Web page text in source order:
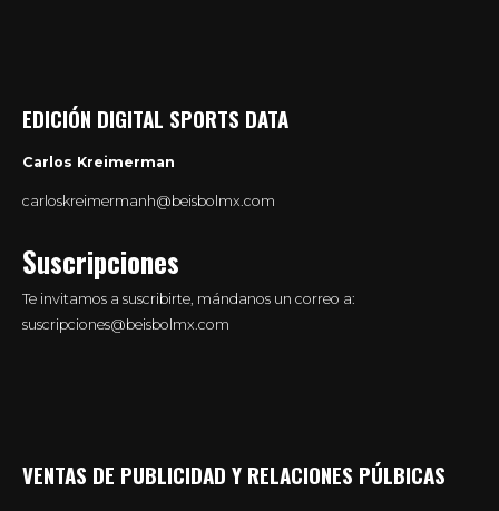
EDICIÓN DIGITAL SPORTS DATA
Carlos Kreimerman
carloskreimermanh@beisbolmx.com
Suscripciones
Te invitamos a suscribirte, mándanos un correo a:
suscripciones@beisbolmx.com
VENTAS DE PUBLICIDAD Y RELACIONES PÚLBICAS